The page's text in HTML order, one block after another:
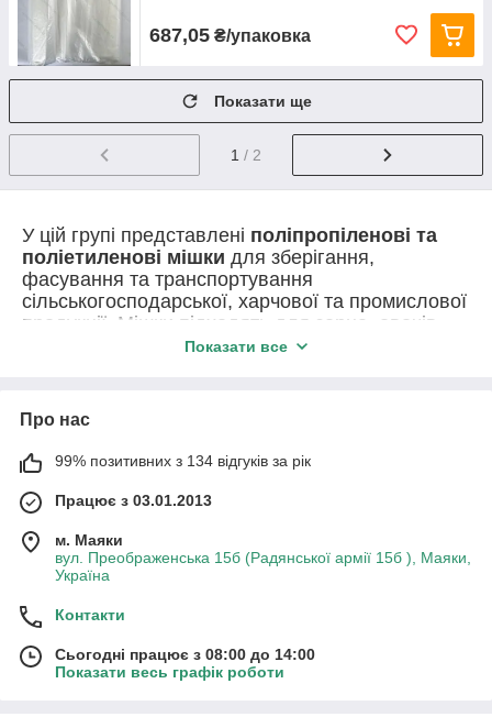
687,05 ₴/упаковка
Показати ще
1 / 2
У цій групі представлені поліпропіленові та
поліетиленові мішки для зберігання,
фасування та транспортування
сільськогосподарської, харчової та промислової
продукції. Мішки підходять для зерна, овочів,
сипучих матеріалів і господарських потреб.
різних розмірах і щільності. Підходить для
складах.
Показати все
Про нас
99% позитивних з 134 відгуків за рік
Працює з 03.01.2013
м. Маяки
вул. Преображенська 15б (Радянської армії 15б ), Маяки,
Україна
Контакти
Сьогодні працює з 08:00 до 14:00
Показати весь графік роботи